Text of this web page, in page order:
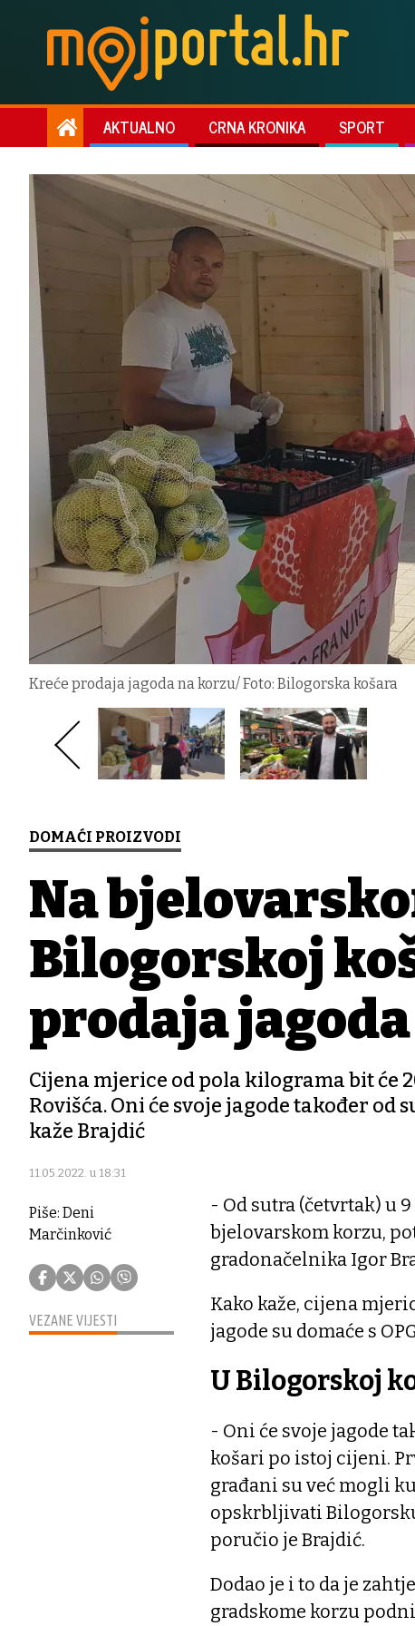
AKTUALNO CRNA KRONIKA SPORT
Kreće prodaja jagoda na korzu/ Foto: Bilogorska košara
DOMAĆI PROIZVODI
Na
Bilogorskoj
prodaja jagoda
Cijena mjerice od pola kilograma bit će
Rovišća. Oni će svoje jagode također
kaže Brajdić
11.05.2022. u 18:31
Piše: Deni
Marčinković
VEZANE VIJESTI
- Od sutra (četvrtak) u
bjelovarskom korzu,
gradonačelnika Igor
Kako kaže, cijena
jagode su domaće s
U Bilogorskoj
- Oni će svoje jagode
košari po istoj cijeni.
građani su već mogli
opskrbljivati
poručio je Brajdić.
Dodao je i to da je
gradskome korzu